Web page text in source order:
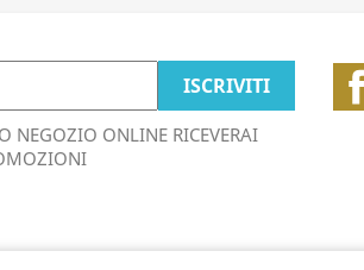
NEGOZIO ONLINE RICEVERAI